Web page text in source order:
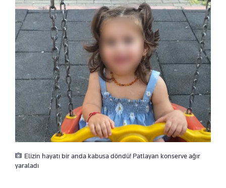
Elizin hayatı bir anda kabusa döndü! Patlayan konserve ağır
yaraladı